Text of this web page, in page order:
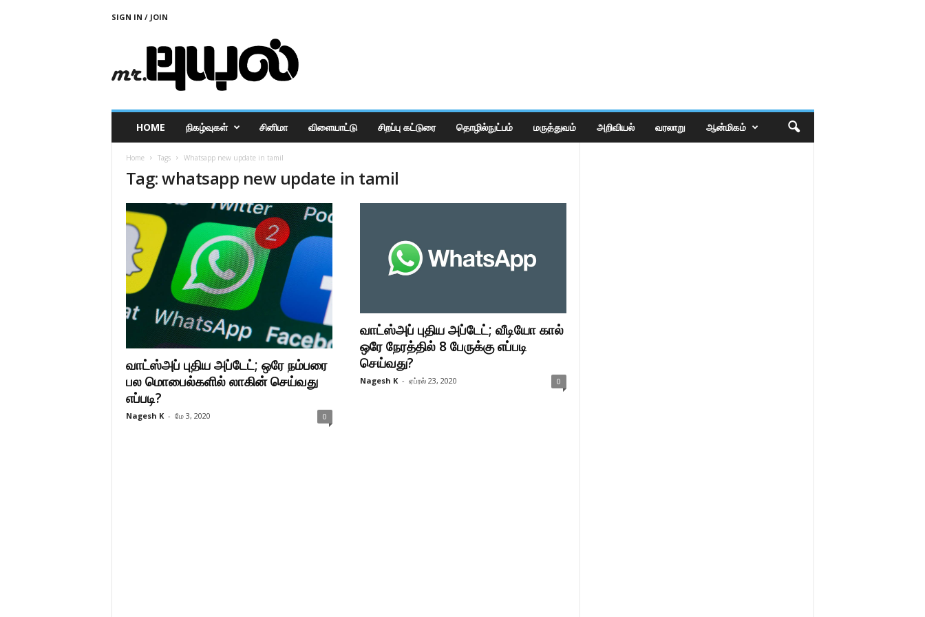
SIGN IN / JOIN
u
HOME நிகழ்வுகள் சினிமா விளையாட்டு சிறப்பு கட்டுரை தொழில்நுட்பம் மருத்துவம் அறிவியல் வரலாறு ஆன்மிகம்
Home Tags Whatsapp new update in tamil
Tag: whatsapp new update in tamil
வாட்ஸ்அப் புதிய அப்டேட்; ஒரே நம்பரை
பல மொபைல்களில் லாகின் செய்வது
எப்படி?
Nagesh K - மே 3, 2020 0
வாட்ஸ்அப் புதிய அப்டேட்; வீடியோ கால்
ஒரே நேரத்தில் 8 பேருக்கு எப்படி
செய்வது?
Nagesh K - ஏப்ரல் 23, 2020 0